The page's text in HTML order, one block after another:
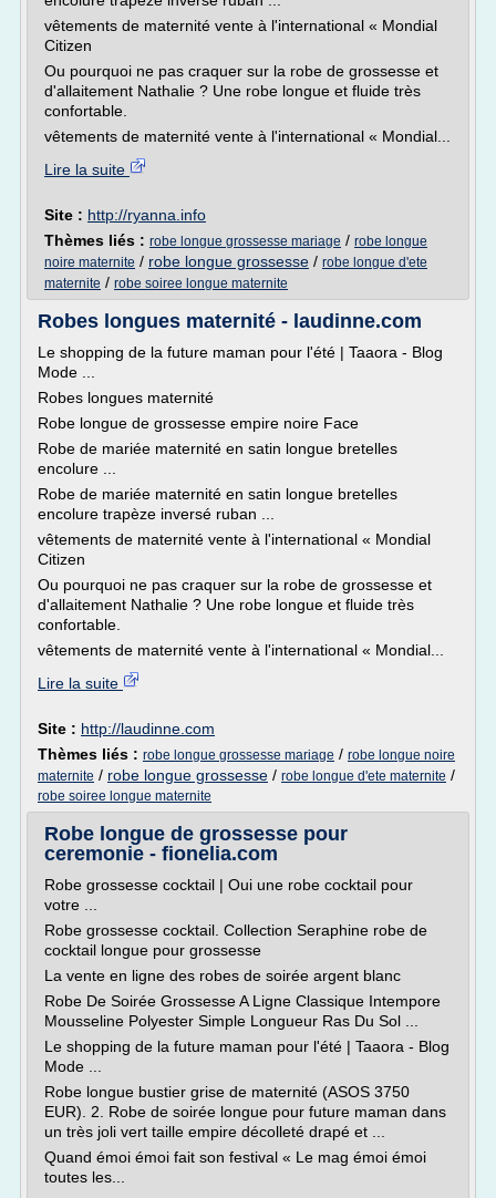
vêtements de maternité vente à l'international « Mondial
Citizen
Ou pourquoi ne pas craquer sur la robe de grossesse et
d'allaitement Nathalie ? Une robe longue et fluide très
confortable.
vêtements de maternité vente à l'international « Mondial...
Lire la suite
Site : http://ryanna.info
Thèmes liés : robe longue grossesse mariage / robe longue
noire maternite / robe longue grossesse / robe longue d'ete
maternite / robe soiree longue maternite
Robes longues maternité - laudinne.com
Le shopping de la future maman pour l'été | Taaora - Blog
Mode ...
Robes longues maternité
Robe longue de grossesse empire noire Face
Robe de mariée maternité en satin longue bretelles
encolure ...
Robe de mariée maternité en satin longue bretelles
encolure trapèze inversé ruban ...
vêtements de maternité vente à l'international « Mondial
Citizen
Ou pourquoi ne pas craquer sur la robe de grossesse et
d'allaitement Nathalie ? Une robe longue et fluide très
confortable.
vêtements de maternité vente à l'international « Mondial...
Lire la suite
Site : http://laudinne.com
Thèmes liés : robe longue grossesse mariage / robe longue noire
maternite / robe longue grossesse / robe longue d'ete maternite /
robe soiree longue maternite
Robe longue de grossesse pour
ceremonie - fionelia.com
Robe grossesse cocktail | Oui une robe cocktail pour
votre ...
Robe grossesse cocktail. Collection Seraphine robe de
cocktail longue pour grossesse
La vente en ligne des robes de soirée argent blanc
Robe De Soirée Grossesse A Ligne Classique Intempore
Mousseline Polyester Simple Longueur Ras Du Sol ...
Le shopping de la future maman pour l'été | Taaora - Blog
Mode ...
Robe longue bustier grise de maternité (ASOS 3750
EUR). 2. Robe de soirée longue pour future maman dans
un très joli vert taille empire décolleté drapé et ...
Quand émoi émoi fait son festival « Le mag émoi émoi
toutes les...